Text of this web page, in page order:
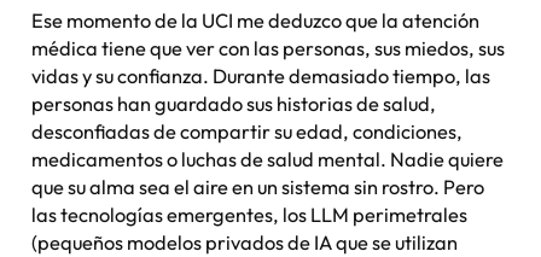
Ese momento de la UCI me deduzco que la atención
médica tiene que ver con las personas, sus miedos, sus
vidas y su confianza. Durante demasiado tiempo, las
personas han guardado sus historias de salud,
desconfiadas de compartir su edad, condiciones,
medicamentos o luchas de salud mental. Nadie quiere
que su alma sea el aire en un sistema sin rostro. Pero
las tecnologías emergentes, los LLM perimetrales
(pequeños modelos privados de IA que se utilizan